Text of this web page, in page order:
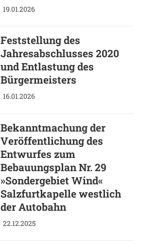
19.01.2026
Feststellung des
Jahresabschlusses 2020
und Entlastung des
Bürgermeisters
16.01.2026
Bekanntmachung der
Veröffentlichung des
Entwurfes zum
Bebauungsplan Nr. 29
»Sondergebiet Wind«
Salzfurtkapelle westlich
der Autobahn
22.12.2025